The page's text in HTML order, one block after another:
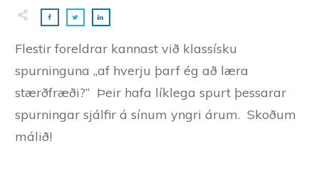
Flestir foreldrar kannast við klassísku
spurninguna „af hverju þarf ég að læra
stærðfræði?“ Þeir hafa líklega spurt þessarar
spurningar sjálfir á sínum yngri árum. Skoðum
málið!